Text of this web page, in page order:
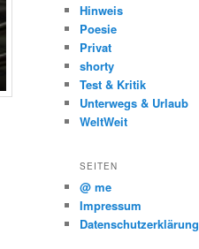
Hinweis
Poesie
Privat
shorty
Test & Kritik
Unterwegs & Urlaub
WeltWeit
SEITEN
@ me
Impressum
Datenschutzerklärung